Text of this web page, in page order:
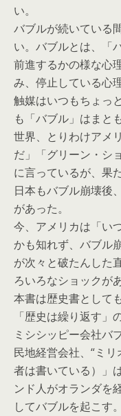
い。
バブルが続いている
い。バブルとは、「
前進するかの様な心
み、停止している心
触媒はいつもちょっ
も「バブル」はまと
世界、とりわけアメ
だ」「グリーン・シ
に言っているが、果
日本もバブル崩壊後
があった。
今、アメリカは「い
かも知れず、バブル
が次々と破たんした
ろいろなショックが
本書は歴史書として
「歴史は繰り返す」
ミシシッピー会社バ
民地経営会社、“ミ
者は書いている）」
ンド人がオランダを
してバブルを起こす